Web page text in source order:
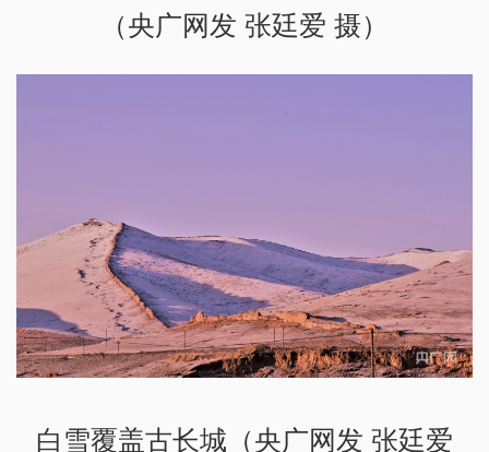
（央广网发 张廷爱 摄）
白雪覆盖古长城（央广网发 张廷爱